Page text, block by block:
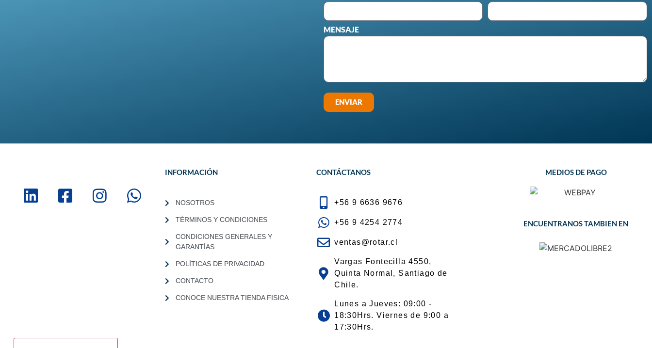
MENSAJE
ENVIAR
INFORMACIÓN
NOSOTROS
TÉRMINOS Y CONDICIONES
CONDICIONES GENERALES Y
GARANTÍAS
POLÍTICAS DE PRIVACIDAD
CONTACTO
CONOCE NUESTRA TIENDA FISICA
CONTÁCTANOS
+56 9 6636 9676
+56 9 4254 2774
ventas@rotar.cl
Vargas Fontecilla 4550,
Quinta Normal, Santiago de
Chile.
Lunes a Jueves: 09:00 -
18:30Hrs. Viernes de 9:00 a
17:30Hrs.
MEDIOS DE PAGO
ENCUENTRANOS TAMBIEN EN